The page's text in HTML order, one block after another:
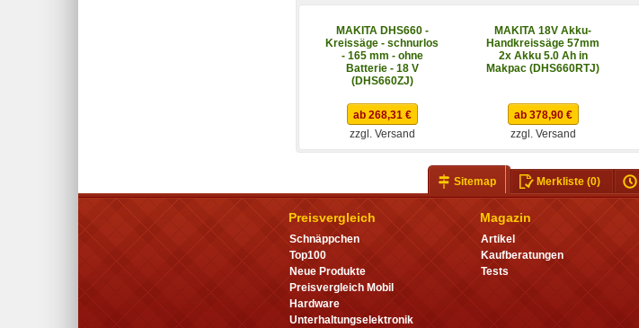
MAKITA DHS660 -
Kreissäge - schnurlos
- 165 mm - ohne
Batterie - 18 V
(DHS660ZJ)
MAKITA 18V Akku-
Handkreissäge 57mm
2x Akku 5.0 Ah in
Makpac (DHS660RTJ)
ab 268,31 €
zzgl. Versand
ab 378,90 €
zzgl. Versand
Sitemap Merkliste(0)
Preisvergleich
Schnäppchen
Top100
Neue Produkte
Preisvergleich Mobil
Hardware
Unterhaltungselektronik
Magazin
Artikel
Kaufberatungen
Tests